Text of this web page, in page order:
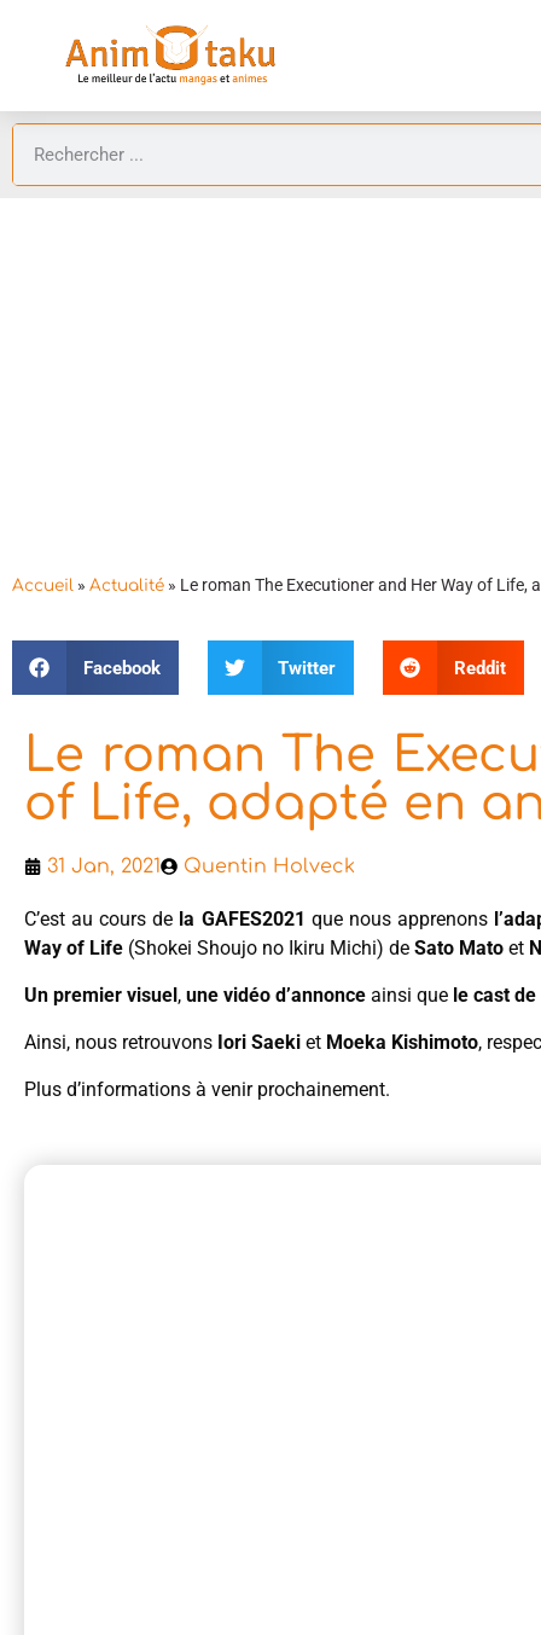
Accueil » Actualité » Le roman The Executioner and Her Way of Life,
Facebook Twitter Reddit
Le roman The
of Life, adapté en
31 Jan, 2021 Quentin Holveck
C’est au cours de la GAFES2021 que nous apprenons
Way of Life (Shokei Shoujo no Ikiru Michi) de Sato Mato et
Un premier visuel, une vidéo d’annonce ainsi que le cast
Ainsi, nous retrouvons Iori Saeki et Moeka Kishimoto,
Plus d’informations à venir prochainement.